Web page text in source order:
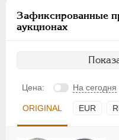
Зафиксированные
аукционах
Цена: На сегодня
ORIGINAL EUR